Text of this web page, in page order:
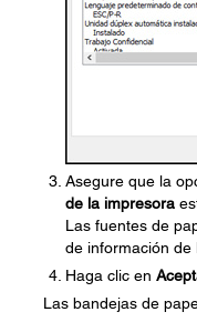
Asegure que la
de la impresora
Las fuentes de
de información de
Haga clic en
Las bandejas de